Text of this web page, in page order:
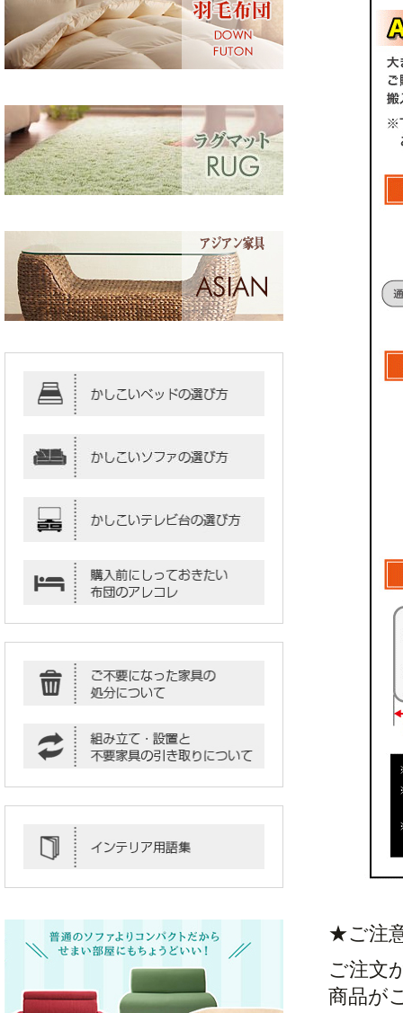
★ご注
ご注文
商品が